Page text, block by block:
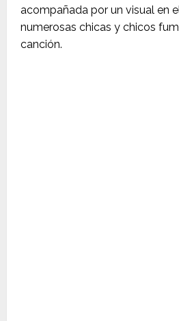
acompañada por un visual en
numerosas chicas y chicos
canción.